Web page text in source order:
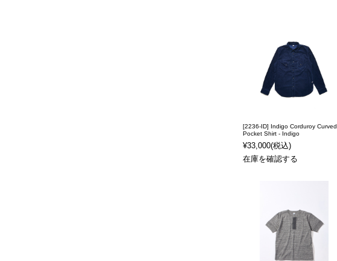
[2236-ID] Indigo Corduroy Curved
Pocket Shirt - Indigo
¥33,000(税込)
在庫を確認する